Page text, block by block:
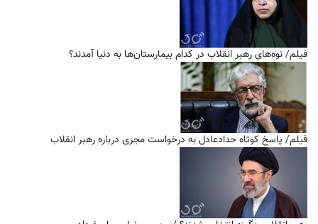
فیلم/ نوه‌های رهبر انقلاب در کدام بیمارستان‌ها به دنیا آمدند؟
فیلم/ پاسخ کوتاه حدادعادل به درخواست مجری درباره رهبر انقلاب